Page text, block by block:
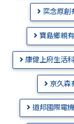
奕念原創
寶島鄉親
康健上府生活
京久森
道邦國際電